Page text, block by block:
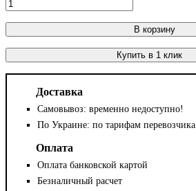
В корзину
Купить в 1 клик
Доставка
Самовывоз: временно недоступно!
По Украине: по тарифам перевозчика
Оплата
Оплата банковской картой
Безналичный расчет